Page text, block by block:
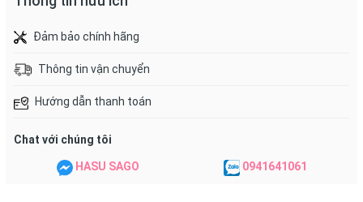
Đảm bảo chính hãng
Thông tin vận chuyển
Hướng dẫn thanh toán
Chat với chúng tôi
HASU SAGO 0941641061